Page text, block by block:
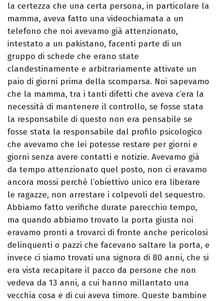
la certezza che una certa persona, in particolare la
mamma, aveva fatto una videochiamata a un
telefono che noi avevamo già attenzionato,
intestato a un pakistano, facenti parte di un
gruppo di schede che erano state
clandestinamente e arbitrariamente attivate un
paio di giorni prima della scomparsa. Noi sapevamo
che la mamma, tra i tanti difetti che aveva c’era la
necessità di mantenere il controllo, se fosse stata
la responsabile di questo non era pensabile se
fosse stata la responsabile dal profilo psicologico
che avevamo che lei potesse restare per giorni e
giorni senza avere contatti e notizie. Avevamo già
da tempo attenzionato quel posto, non ci eravamo
ancora mossi perchè l’obiettivo unico era liberare
le ragazze, non arrestare i colpevoli del sequestro.
Abbiamo fatto verifiche durate parecchio tempo,
ma quando abbiamo trovato la porta giusta noi
eravamo pronti a trovarci di fronte anche pericolosi
delinquenti o pazzi che facevano saltare la porta, e
invece ci siamo trovati una signora di 80 anni, che si
era vista recapitare il pacco da persone che non
vedeva da 13 anni, a cui hanno millantato una
vecchia cosa e di cui aveva timore. Queste bambine